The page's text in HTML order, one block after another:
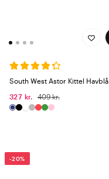
South West Astor Kittel Havblå
327 kr.
409 kr.
-20%